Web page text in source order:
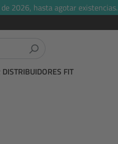
de 2026, hasta agotar existencias.
FIT